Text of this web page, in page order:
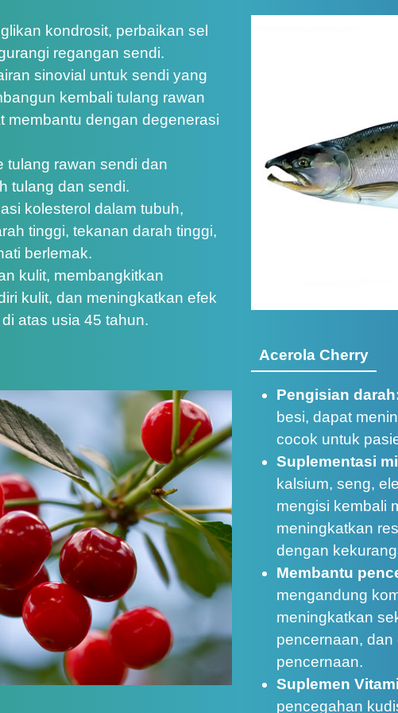
kondrosit, perbaikan sel
regangan sendi.
sinovial untuk sendi yang
kembali tulang rawan
membantu dengan degenerasi
tulang rawan sendi dan
tulang dan sendi.
kolesterol dalam tubuh,
tinggi, tekanan darah tinggi,
berlemak.
kulit, membangkitkan
kulit, dan meningkatkan efek
atas usia 45 tahun.
Acerola Cherry
Pengisian
besi, dapat
cocok untuk
Suplementasi
kalsium, seng,
mengisi kembali
meningkatkan
dengan
Membantu
mengandung
meningkatkan
pencernaan,
pencernaan.
Suplemen
pencegahan